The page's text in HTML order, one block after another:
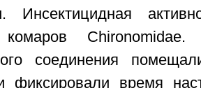
Инсектицидная
комаров
соединения
фиксировали время